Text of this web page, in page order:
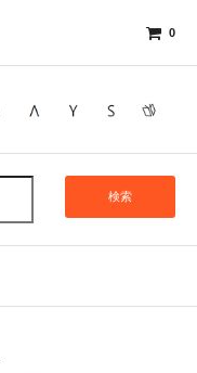
0
検索